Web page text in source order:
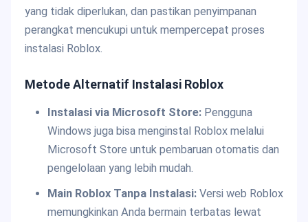
yang tidak diperlukan, dan pastikan penyimpanan
perangkat mencukupi untuk mempercepat proses
instalasi Roblox.
Metode Alternatif Instalasi Roblox
Instalasi via Microsoft Store:Pengguna
Windows juga bisa menginstal Roblox melalui
Microsoft Store untuk pembaruan otomatis dan
pengelolaan yang lebih mudah.
Main Roblox Tanpa Instalasi:Versi web Roblox
memungkinkan Anda bermain terbatas lewat